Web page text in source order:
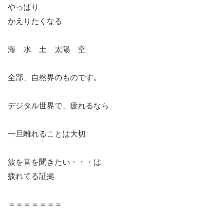
やっぱり
かえりたくなる
海 水 土 太陽 空
全部、自然界のものです。
デジタル世界で、疲れるなら
一旦離れることは大切
波を音を聞きたい・・・は
疲れてる証拠
＝＝＝＝＝＝＝